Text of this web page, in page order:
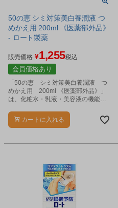
50の恵 シミ対策美白養潤液 つ
めかえ用 200ml 《医薬部外品》
- ロート製薬
販売価格 ¥1,255税込
会員価格あり
「50の恵 シミ対策美白養潤液 つ
めかえ用 200ml 《医薬部外品》」
は、化粧水・乳液・美容液の機能が
ンワンスキンケアです。
カートに入れる